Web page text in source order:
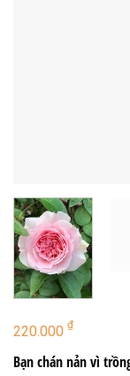
220.000 ₫
Bạn chán nản vì